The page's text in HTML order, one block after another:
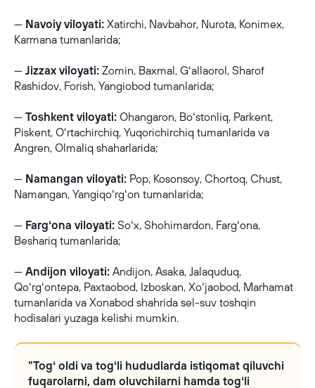
— Navoiy viloyati: Xatirchi, Navbahor, Nurota, Konimex,
Karmana tumanlarida;
— Jizzax viloyati: Zomin, Baxmal, Gʻallaorol, Sharof
Rashidov, Forish, Yangiobod tumanlarida;
— Toshkent viloyati: Ohangaron, Boʻstonliq, Parkent,
Piskent, Oʻrtachirchiq, Yuqorichirchiq tumanlarida va
Angren, Olmaliq shaharlarida;
— Namangan viloyati: Pop, Kosonsoy, Chortoq, Chust,
Namangan, Yangiqoʻrgʻon tumanlarida;
— Fargʻona viloyati: Soʻx, Shohimardon, Fargʻona,
Beshariq tumanlarida;
— Andijon viloyati: Andijon, Asaka, Jalaquduq,
Qoʻrgʻontepa, Paxtaobod, Izboskan, Xoʻjaobod, Marhamat
tumanlarida va Xonabod shahrida sel-suv toshqin
hodisalari yuzaga kelishi mumkin.
"Togʻ oldi va togʻli hududlarda istiqomat qiluvchi
fuqarolarni, dam oluvchilarni hamda togʻli